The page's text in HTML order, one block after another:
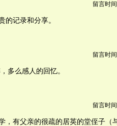
留言时
的记录和分享。
留言时
多么感人的回忆。
留言时
，有父亲的很疏的居英的堂侄子（